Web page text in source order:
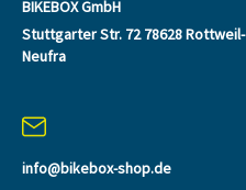
BIKEBOX GmbH
Stuttgarter Str. 72 78628 Rottweil-
Neufra
info@bikebox-shop.de